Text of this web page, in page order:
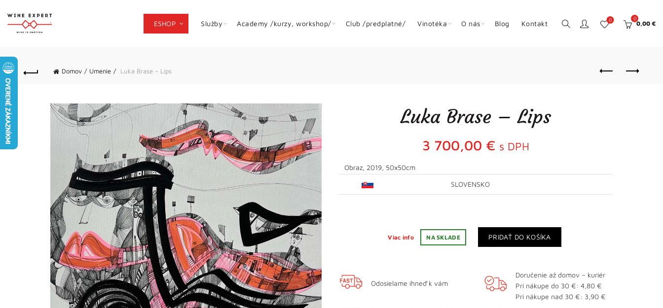
ESHOP Služby Academy /kurzy, workshop/ Club /predplatné/ Vinotéka O nás Blog Kontakt 0 0
0,00 €
Domov Umenie Luka Brase – Lips
Luka Brase – Lips
3 700,00 € s DPH
Obraz, 2019, 50x50cm
SLOVENSKO
Viac info NA SKLADE PRIDAŤ DO KOŠÍKA
Odosielame ihneď k vám
Doručenie až domov – kuriér
Pri nákupe do 30 €: 4,80 €
Pri nákupe nad 30 €: 3,90 €